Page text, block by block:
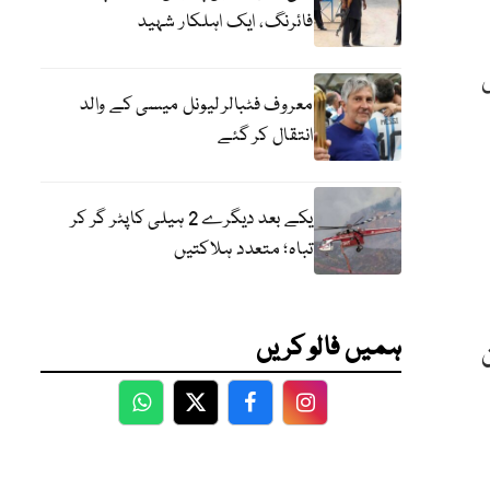
فائرنگ، ایک اہلکار شہید
معروف فٹبالر لیونل میسی کے والد
انتقال کر گئے
یکے بعد دیگرے 2 ہیلی کاپٹر گر کر
تباہ؛ متعدد ہلاکتیں
ہمیں فالو کریں
WhatsApp
TwitterFacebookFacebook